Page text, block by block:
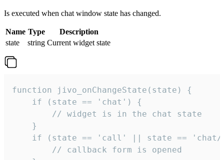
Is executed when chat window state has changed.
Name Type
Description
state
string Current widget state
function jivo_onChangeState(state) {
    if (state == 'chat') {
        // widget is in the chat state
    }
if (state == 'call' || state ==
        // callback form is opened